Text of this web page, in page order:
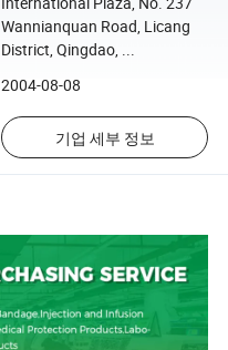
Wannianquan Road, Licang
District, Qingdao, ...
2004-08-08
기업 세부 정보